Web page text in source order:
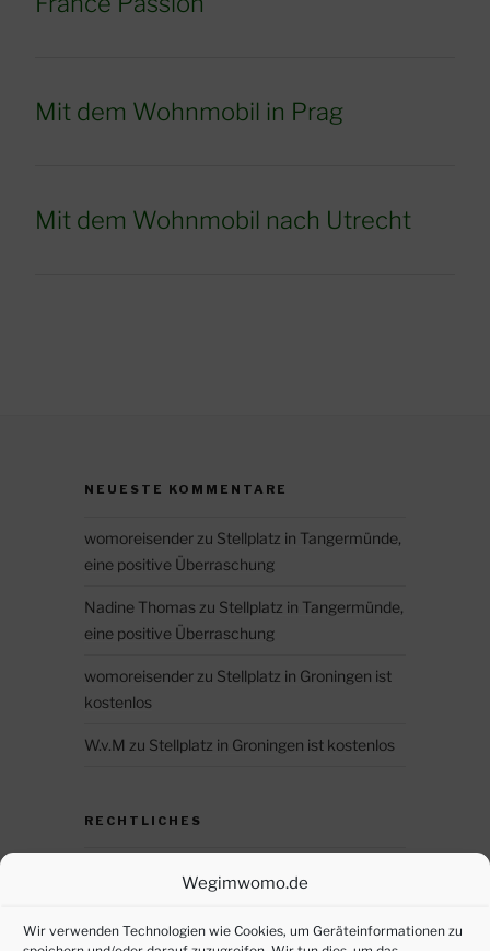
Wegimwomo.de
Wir verwenden Technologien wie Cookies, um Geräteinformationen zu
Mit dem Wohnmobil in Prag
Mit dem Wohnmobil nach Utrecht
NEUESTE KOMMENTARE
womoreisenderzu Stellplatz in Tangermünde,
eine positive Überraschung
Nadine Thomaszu Stellplatz in Tangermünde,
eine positive Überraschung
womoreisenderzu Stellplatz in Groningen ist
kostenlos
W.v.M zu Stellplatz in Groningen ist kostenlos
RECHTLICHES